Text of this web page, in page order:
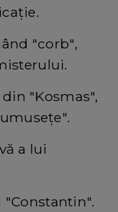
"corb",
"Kosmas",
a lui